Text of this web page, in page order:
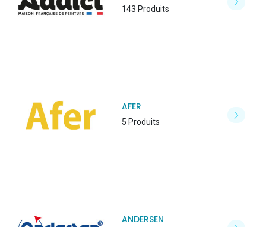
143 Produits
AFER
5 Produits
ANDERSEN